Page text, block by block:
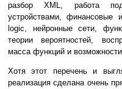
разбор XML, работа
устройствами, финансовые
logic, нейронные сети,
теории вероятностей,
масса функций и
Хотя этот перечень и
реализация сделана очень